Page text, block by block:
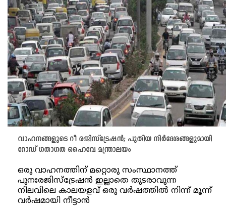
വാഹനങ്ങളുടെ റീ രജിസ്ട്രേഷൻ; പുതിയ നിർദേശങ്ങളുമായി
റോഡ് ഗതാഗത ഹൈവേ മന്ത്രാലയം
ഒരു വാഹനത്തിന് മറ്റൊരു സംസ്ഥാനത്ത്
പുനഃരജിസ്ട്രേഷൻ ഇല്ലാതെ തുടരാവുന്ന
നിലവിലെ കാലയളവ് ഒരു വർഷത്തിൽ നിന്ന് മൂന്ന്
വർഷമായി നീട്ടാൻ